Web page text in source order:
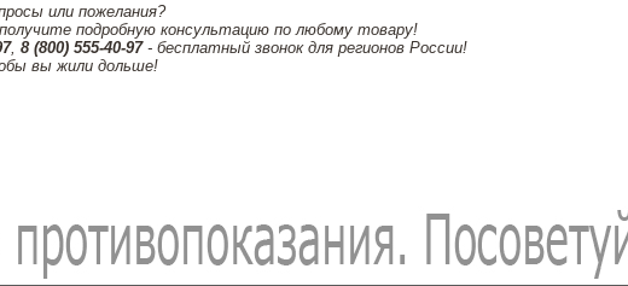
или пожелания?
подробную консультацию по любому товару!
, 8 (800) 555-40-97- бесплатный звонок для регионов России!
вы жили дольше!